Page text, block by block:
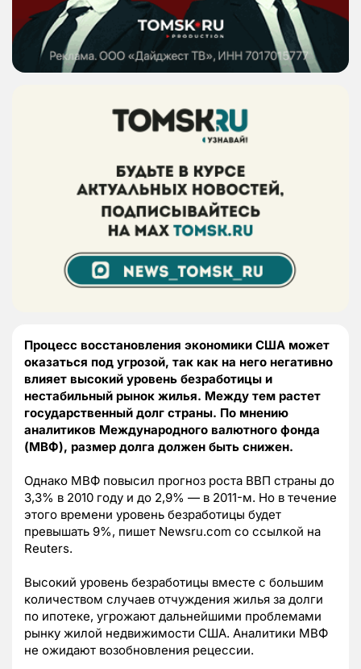
Процесс восстановления экономики США может
оказаться под угрозой, так как на него негативно
влияет высокий уровень безработицы и
нестабильный рынок жилья. Между тем растет
государственный долг страны. По мнению
аналитиков Международного валютного фонда
(МВФ), размер долга должен быть снижен.
Однако МВФ повысил прогноз роста ВВП страны до
3,3% в 2010 году и до 2,9% — в 2011-м. Но в течение
этого времени уровень безработицы будет
превышать 9%, пишет Newsru.com со ссылкой на
Reuters.
Высокий уровень безработицы вместе с большим
количеством случаев отчуждения жилья за долги
по ипотеке, угрожают дальнейшими проблемами
рынку жилой недвижимости США. Аналитики МВФ
не ожидают возобновления рецессии.